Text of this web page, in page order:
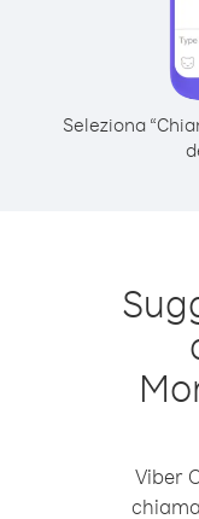
Seleziona
Viber